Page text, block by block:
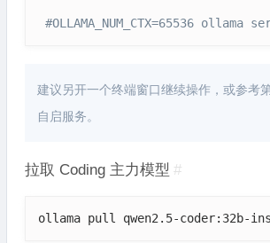
#OLLAMA_NUM_CTX=65536 ollama
建议另开一个终端窗口继续操作，或参考
自启服务。
拉取 Coding 主力模型 #
ollama pull qwen2.5-coder:32b-